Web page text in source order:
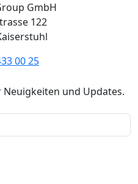
GmbH
122
00 25
und Updates.